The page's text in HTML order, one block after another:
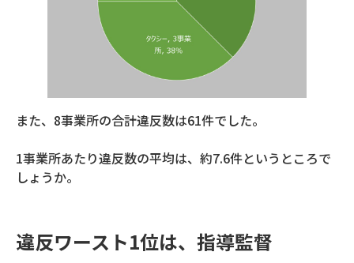
また、8事業所の合計違反数は61件でした。
1事業所あたり違反数の平均は、約7.6件というところで
しょうか。
違反ワースト1位は、指導監督